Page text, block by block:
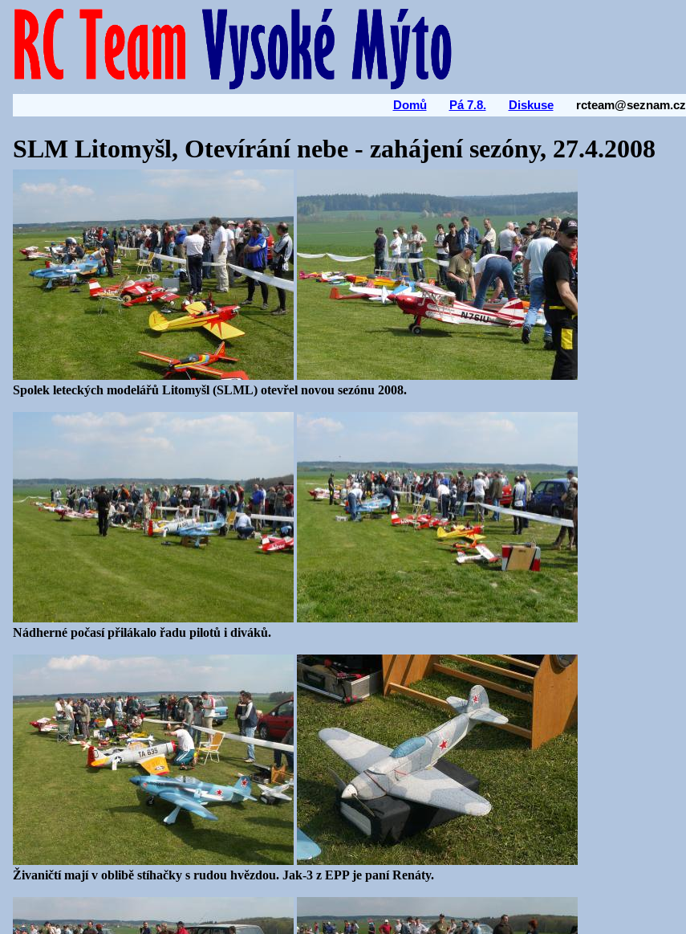
Domů Pá 7.8. Diskusercteam@seznam.cz
SLM Litomyšl, Otevírání nebe - zahájení sezóny, 27.4.2008
Spolek leteckých modelářů Litomyšl (SLML) otevřel novou sezónu 2008.
Nádherné počasí přilákalo řadu pilotů i diváků.
Živaničtí mají v oblibě stíhačky s rudou hvězdou. Jak-3 z EPP je paní Renáty.